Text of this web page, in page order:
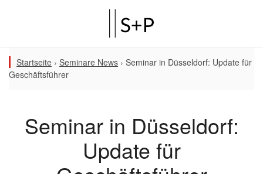
Startseite › Seminare News › Seminar in Düsseldorf: Update für
Geschäftsführer
Seminar in Düsseldorf:
Update für